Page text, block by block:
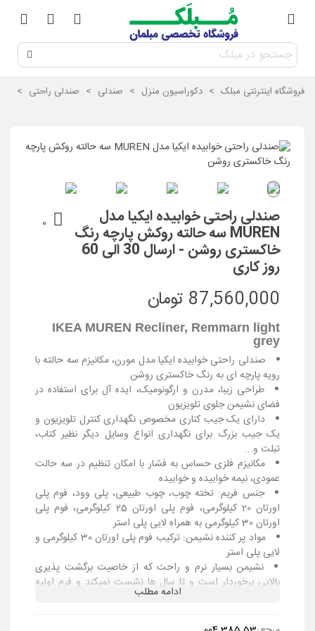
فروشگاه اینترنتی مبلک > دکوراسیون منزل > صندلی > صندلی راحتی >
صندلی راحتی خوابیده ایکیا مدل
MUREN سه حالته روکش پارچه رنگ
خاکستری روشن - ارسال 30 الی 60
روز کاری
0
87,560,000 تومان
IKEA MUREN Recliner, Remmarn light
grey
صندلی راحتی خوابیده ایکیا مدل مورن، مکانیزم سه حالته با
رویه پارچه ای به رنگ خاکستری روشن
طراحی زیبا، مدرن و ارگونومیک، ایده آل برای استفاده در
فضای نشیمن جلوی تلویزیون
دارای یک جیب کناری مخصوص نگهداری کنترل تلویزیون و
یک جیب بزرگ برای نگهداری انواع وسایل دیگر نظیر کتاب،
تبلت و...
مکانیزم فلزی حساس به فشار با امکان تنظیم در سه حالت
عمودی، نیمه خوابیده و خوابیده
جنس فریم: تخته چوب، چوب طبیعی، پلی وود، فوم پلی
اورتان 20 کیلوگرمی، فوم پلی اورتان 25 کیلوگرمی، فوم پلی
اورتان 30 کیلوگرمی به همراه لایی پلی استر
مواد پر کننده نشیمن: ترکیب فوم پلی اورتان 30 کیلوگرمی و
لایی پلی استر
نشیمن بسیار نرم و راحت که از خاصیت برگشت پذیری
بالایی برخوردار است و تا سال ها نشست نمیکند و فرم اولیه
محافظ لاک اکریلیک
ادامه مطلب